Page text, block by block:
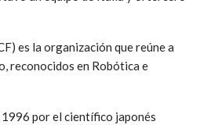
es la organización que reúne a
reconocidos en Robótica e
por el científico japonés